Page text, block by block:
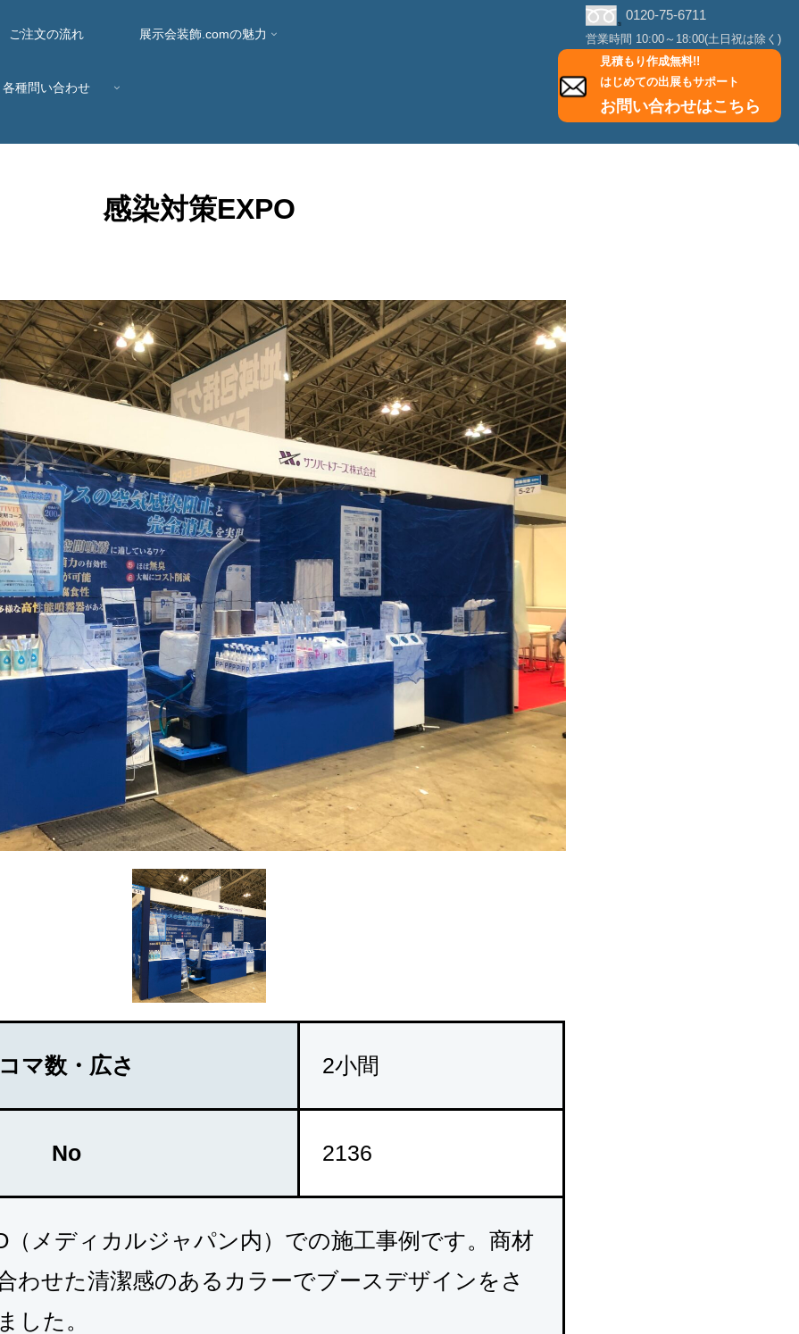
ご注文の流れ 展示会装飾.comの魅力
各種問い合わせ
0120-75-6711
営業時間 10:00～18:00(土日祝は除く)
見積もり作成無料!!
はじめての出展もサポート
お問い合わせはこちら
感染対策EXPO
コマ数・広さ 2小間
No 2136
（メディカルジャパン内）での施工事例です。商材
わせた清潔感のあるカラーでブースデザインをさ
した。